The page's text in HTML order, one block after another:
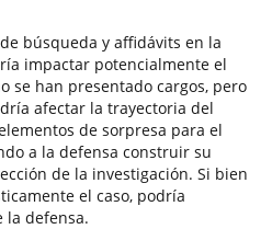
búsqueda y affidávits en la
impactar potencialmente el
se han presentado cargos, pero
afectar la trayectoria del
de sorpresa para el
a la defensa construir su
de la investigación. Si bien
el caso, podría
la defensa.